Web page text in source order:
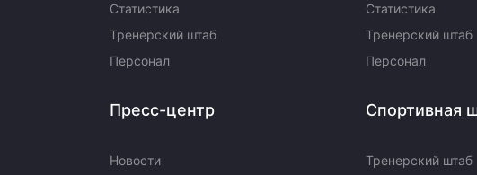
Статистика
Тренерский штаб
Персонал
Статистика
Тренерский штаб
Персонал
Пресс-центр
Новости
Спортивная
Тренерский штаб